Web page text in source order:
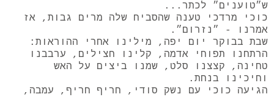
ש״טוענים״ לכתר...
כוכי מרדכי טענה שהסביח שלה מרים גבות, אז
אמרנו - ״נזרום״.
שבת בבוקר יום יפה, מילינו אחרי ההוראות:
הרתחנו תפוחי אדמה, קלינו חצילים, ערבבנו
טחינה, קצצנו סלט, שמנו ביצים על האש
וחיכינו בנחת.
הגיעה כוכי עם נשק סודי, חריף חריף, עמבה,